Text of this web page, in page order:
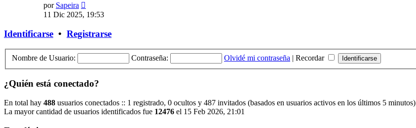
por Sapeira
último
11 Dic 2025, 19:53
Identificarse • Registrarse
Nombre de Usuario: Contraseña: Olvidé mi contraseña | Recordar
¿Quién está conectado?
En total hay 488 usuarios conectados :: 1 registrado, 0 ocultos y 487 invitados (basados en usuarios activos en los últimos 5 minutos)
La mayor cantidad de usuarios identificados fue 12476 el 15 Feb 2026, 21:01